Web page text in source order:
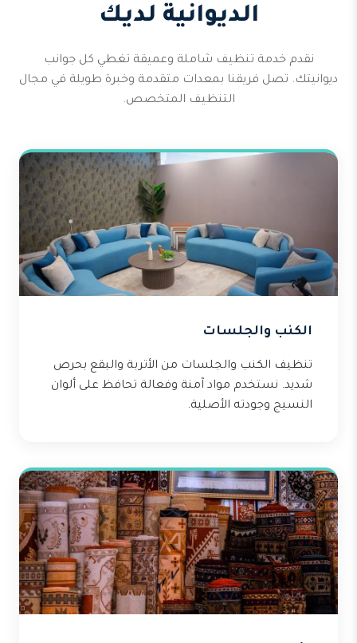
الديوانية لديك
نقدم خدمة تنظيف شاملة وعميقة تغطي كل جوانب
ديوانيتك. تصل فريقنا بمعدات متقدمة وخبرة طويلة في مجال
التنظيف المتخصص.
الكنب والجلسات
تنظيف الكنب والجلسات من الأتربة والبقع بحرص
شديد. نستخدم مواد آمنة وفعالة تحافظ على ألوان
النسيج وجودته الأصلية.